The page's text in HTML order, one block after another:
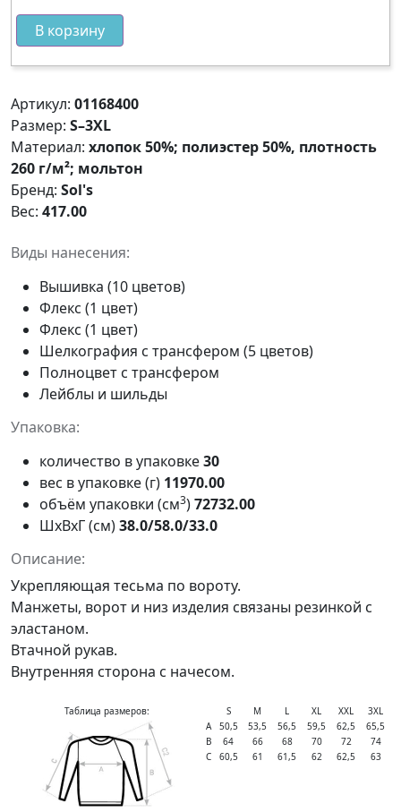
В корзину
Артикул: 01168400
Размер: S–3XL
Материал: хлопок 50%; полиэстер 50%, плотность
260 г/м²; мольтон
Бренд: Sol's
Вес: 417.00
Виды нанесения:
Вышивка (10 цветов)
Флекс (1 цвет)
Флекс (1 цвет)
Шелкография с трансфером (5 цветов)
Полноцвет с трансфером
Лейблы и шильды
Упаковка:
количество в упаковке30
вес в упаковке (г) 11970.00
объём упаковки (см3)72732.00
ШxВxГ (см)38.0/58.0/33.0
Описание:
Укрепляющая тесьма по вороту.
Манжеты, ворот и низ изделия связаны резинкой с
эластаном.
Втачной рукав.
Внутренняя сторона с начесом.
Таблица размеров: S M L XL XXL
3XL
А
50,5 53,5 56,5 59,5 62,5
65,5
В
64 66 68 70 72
74
С
60,5 61 61,5 62 62,5 63